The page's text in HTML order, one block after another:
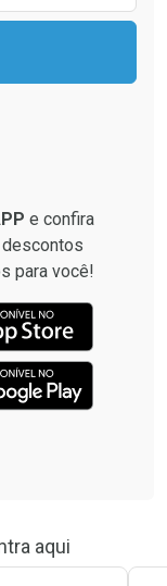
e confira
para você!
aqui